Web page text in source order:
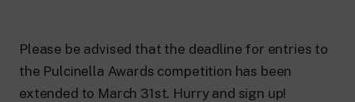
channels.
A safe space full of cartoons for the kids.
Please be advised that the deadline for entries to
the Pulcinella Awards competition has been
extended to March 31st. Hurry and sign up!